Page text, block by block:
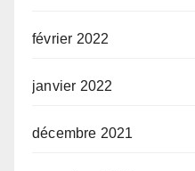
février 2022
janvier 2022
décembre 2021